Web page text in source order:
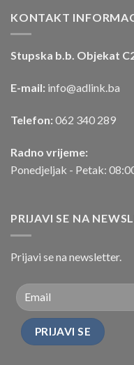
KONTAKT
Stupska b.b. Objekat
E-mail: info@adlink.ba
Telefon: 062 340 289
Radno vrijeme:
Ponedjeljak - Petak:
PRIJAVI SE NA
Prijavi se na newsletter.